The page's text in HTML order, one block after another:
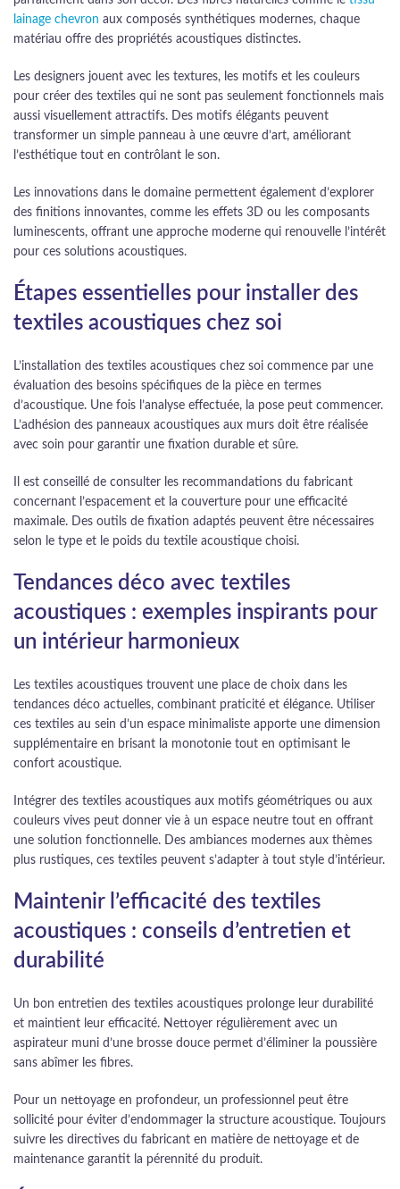
lainage chevron aux composés synthétiques modernes, chaque
matériau offre des propriétés acoustiques distinctes.
Les designers jouent avec les textures, les motifs et les couleurs
pour créer des textiles qui ne sont pas seulement fonctionnels mais
aussi visuellement attractifs. Des motifs élégants peuvent
transformer un simple panneau à une œuvre d’art, améliorant
l’esthétique tout en contrôlant le son.
Les innovations dans le domaine permettent également d’explorer
des finitions innovantes, comme les effets 3D ou les composants
luminescents, offrant une approche moderne qui renouvelle l’intérêt
pour ces solutions acoustiques.
Étapes essentielles pour installer des
textiles acoustiques chez soi
L’installation des textiles acoustiques chez soi commence par une
évaluation des besoins spécifiques de la pièce en termes
d’acoustique. Une fois l’analyse effectuée, la pose peut commencer.
L’adhésion des panneaux acoustiques aux murs doit être réalisée
avec soin pour garantir une fixation durable et sûre.
Il est conseillé de consulter les recommandations du fabricant
concernant l’espacement et la couverture pour une efficacité
maximale. Des outils de fixation adaptés peuvent être nécessaires
selon le type et le poids du textile acoustique choisi.
Tendances déco avec textiles
acoustiques : exemples inspirants pour
un intérieur harmonieux
Les textiles acoustiques trouvent une place de choix dans les
tendances déco actuelles, combinant praticité et élégance. Utiliser
ces textiles au sein d’un espace minimaliste apporte une dimension
supplémentaire en brisant la monotonie tout en optimisant le
confort acoustique.
Intégrer des textiles acoustiques aux motifs géométriques ou aux
couleurs vives peut donner vie à un espace neutre tout en offrant
une solution fonctionnelle. Des ambiances modernes aux thèmes
plus rustiques, ces textiles peuvent s’adapter à tout style d’intérieur.
Maintenir l’efficacité des textiles
acoustiques : conseils d’entretien et
durabilité
Un bon entretien des textiles acoustiques prolonge leur durabilité
et maintient leur efficacité. Nettoyer régulièrement avec un
aspirateur muni d’une brosse douce permet d’éliminer la poussière
sans abîmer les fibres.
Pour un nettoyage en profondeur, un professionnel peut être
sollicité pour éviter d’endommager la structure acoustique. Toujours
suivre les directives du fabricant en matière de nettoyage et de
maintenance garantit la pérennité du produit.